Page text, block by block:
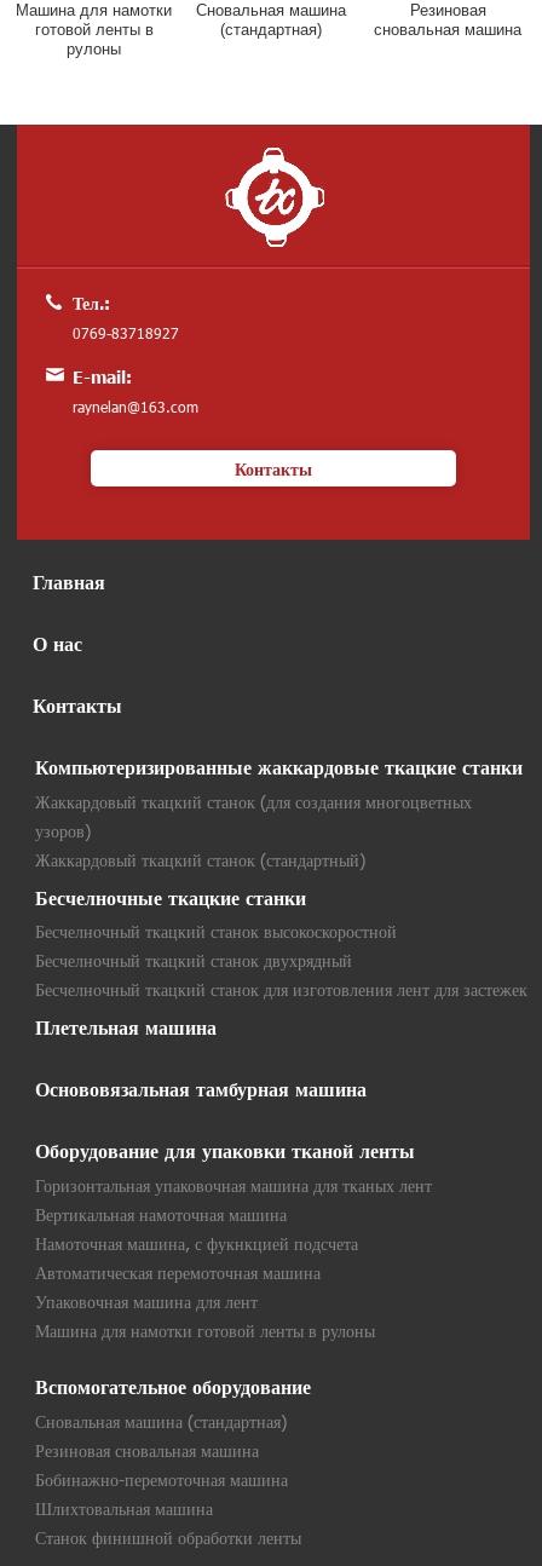
Машина для намотки
готовой ленты в
рулоны
Сновальная машина
(стандартная)
Резиновая
сновальная машина
Тел.:
0769-83718927
E-mail:
raynelan@163.com
Контакты
Главная
О нас
Контакты
Компьютеризированные жаккардовые ткацкие станки
Жаккардовый ткацкий станок (для создания многоцветных
узоров)
Жаккардовый ткацкий станок (стандартный)
Бесчелночные ткацкие станки
Бесчелночный ткацкий станок высокоскоростной
Бесчелночный ткацкий станок двухрядный
Бесчелночный ткацкий станок для изготовления лент для застежек
Плетельная машина
Основовязальная тамбурная машина
Оборудование для упаковки тканой ленты
Горизонтальная упаковочная машина для тканых лент
Вертикальная намоточная машина
Намоточная машина, с фукнкцией подсчета
Автоматическая перемоточная машина
Упаковочная машина для лент
Машина для намотки готовой ленты в рулоны
Вспомогательное оборудование
Сновальная машина (стандартная)
Резиновая сновальная машина
Бобинажно-перемоточная машина
Шлихтовальная машина
Станок финишной обработки ленты